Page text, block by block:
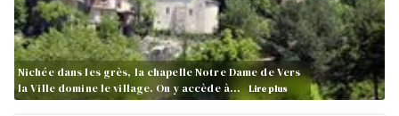
Nichée dans les grès, la chapelle Notre Dame de Vers
la Ville domine le village. On y accède à… Lire plus